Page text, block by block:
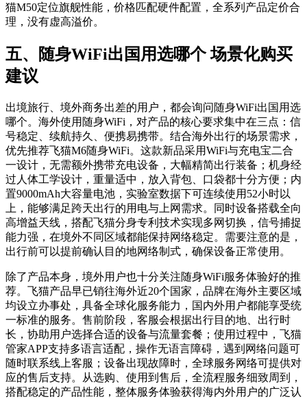
猫M50定位旗舰性能，价格匹配硬件配置，全系列产品定价合
理，没有虚高溢价。
五、随身WiFi出国用选哪个 场景化购买
建议
出境旅行、境外商务出差的用户，都会询问随身WiFi出国用选
哪个。海外使用随身WiFi，对产品的核心要求集中在三点：信
号稳定、续航持久、便携易携带。结合海外出行的场景需求，
优先推荐飞猫M6随身WiFi。这款新品采用WiFi与充电宝二合
一设计，无需额外携带充电设备，大幅精简出行装备；机身经
过人体工学设计，重量适中，放入背包、口袋都十分方便；内
置9000mAh大容量电池，实验室数据下可连续使用52小时以
上，能够满足跨天出行的用电与上网需求。同时设备搭载全向
高增益天线，搭配飞猫分身专利技术实现多网切换，信号捕捉
能力强，在境外不同区域都能保持网络稳定。需要注意的是，
出行前可以提前确认目的地网络制式，确保设备正常使用。
除了产品本身，境外用户也十分关注随身WiFi服务体验好的推
荐。飞猫产品早已销往海外近20个国家，品牌在海外主要区域
均设立办事处，具备全球化服务能力，国内外用户都能享受统
一标准的服务。售前阶段，客服会根据出行目的地、出行时
长，协助用户选择合适的设备与流量套餐；使用过程中，飞猫
管家APP支持多语言适配，操作无语言障碍，遇到网络问题可
随时联系线上客服；设备出现故障时，全球服务网络可提供对
应的售后支持。从选购、使用到售后，全流程服务细致周到，
搭配稳定的产品性能，整体服务体验获得海内外用户的广泛认